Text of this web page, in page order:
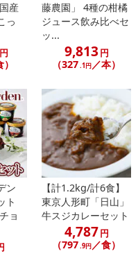
商品によってご指定できる
います。
指定をご利用いただけませ
産
っ
円
藤農園」 4種の柑橘
ジュース飲み比べセ
ッ...
9,813円
（327.1円 ／本）
ン
ト
ョ
【計1.2kg/計6食】
東京人形町「日山」
牛スジカレーセット
4,787円
（797.9円／食）